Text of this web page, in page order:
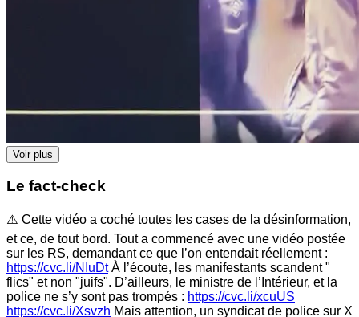
Voir plus
Le fact-check
⚠️ Cette vidéo a coché toutes les cases de la désinformation,
et ce, de tout bord. Tout a commencé avec une vidéo postée
sur les RS, demandant ce que l’on entendait réellement :
https://cvc.li/NIuDtÀ l’écoute, les manifestants scandent "
flics" et non "juifs". D’ailleurs, le ministre de l’Intérieur, et la
police ne s’y sont pas trompés : https://cvc.li/xcuUS
https://cvc.li/Xsvzh Mais attention, un syndicat de police sur X